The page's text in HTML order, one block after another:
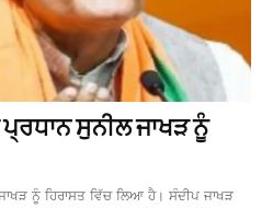
ਸੁਨੀਲ ਜਾਖੜ ਨੂੰ
ਨੂੰ ਹਿਰਾਸਤ ਵਿੱਚ ਲਿਆ ਹੈ। ਸੰਦੀਪ ਜਾਖੜ